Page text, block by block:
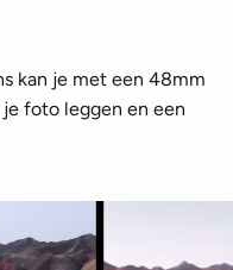
kan je met een 48mm
foto leggen en een